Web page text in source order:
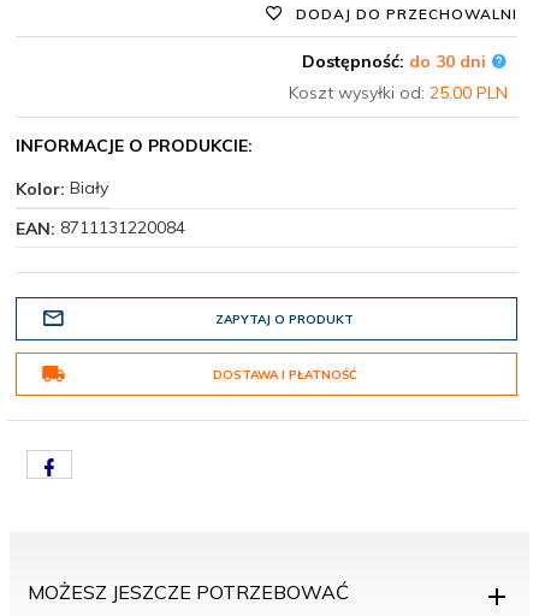
DODAJ DO PRZECHOWALNI
Dostępność: do 30 dni
Koszt wysyłki od: 25.00 PLN
INFORMACJE O PRODUKCIE:
Kolor: Biały
EAN: 8711131220084
ZAPYTAJ O PRODUKT
DOSTAWA I PŁATNOŚĆ
MOŻESZ JESZCZE POTRZEBOWAĆ